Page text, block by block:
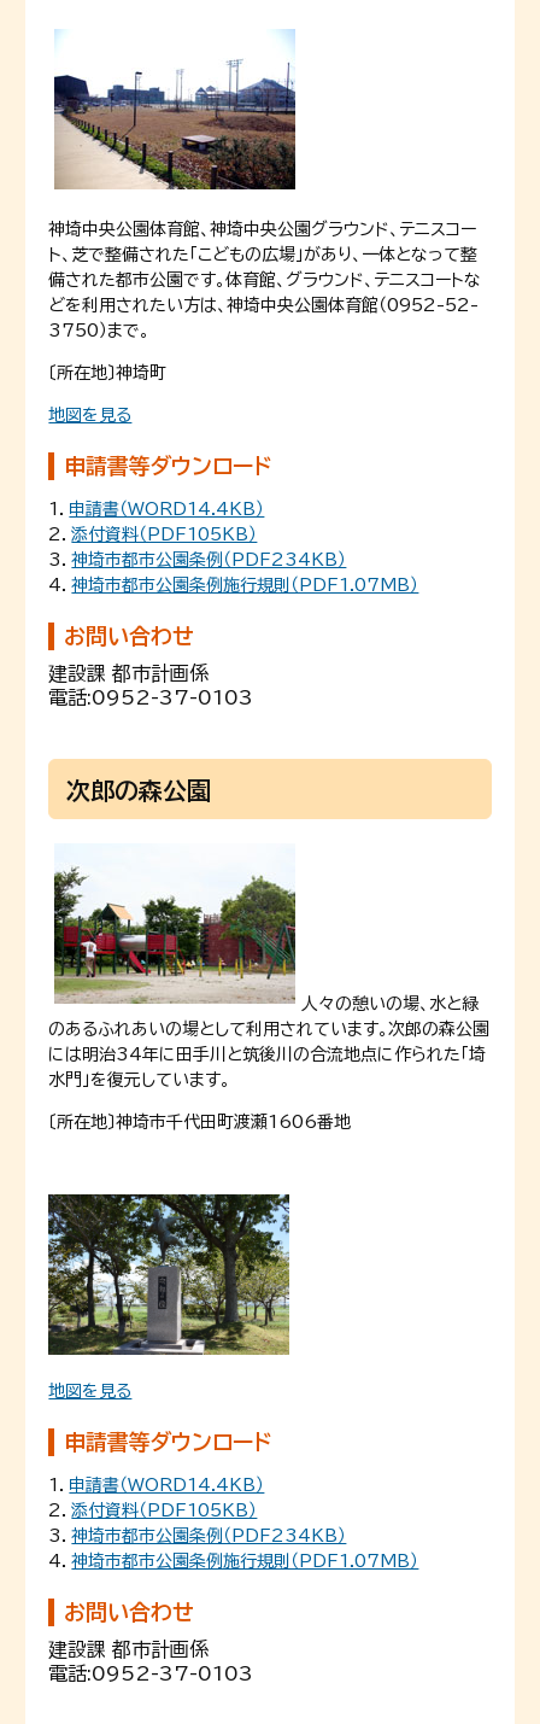
神埼中央公園体育館、神埼中央公園グラウンド、テニスコー
ト、芝で整備された「こどもの広場」があり、一体となって整
備された都市公園です。体育館、グラウンド、テニスコートな
どを利用されたい方は、神埼中央公園体育館（0952-52-
3750）まで。
〔所在地〕神埼町
地図を見る
申請書等ダウンロード
1． 申請書（WORD14.4KB）
2．添付資料（PDF105KB）
3．神埼市都市公園条例（PDF234KB）
4．神埼市都市公園条例施行規則（PDF1.07MB）
お問い合わせ
建設課 都市計画係
電話:0952-37-0103
次郎の森公園
人々の憩いの場、水と緑
のあるふれあいの場として利用されています。次郎の森公園
には明治34年に田手川と筑後川の合流地点に作られた「埼
水門」を復元しています。
〔所在地〕神埼市千代田町渡瀬1606番地
地図を見る
申請書等ダウンロード
1． 申請書（WORD14.4KB）
2．添付資料（PDF105KB）
3．神埼市都市公園条例（PDF234KB）
4．神埼市都市公園条例施行規則（PDF1.07MB）
お問い合わせ
建設課 都市計画係
電話:0952-37-0103